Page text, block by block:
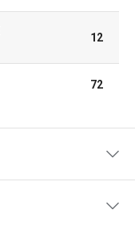
12
72